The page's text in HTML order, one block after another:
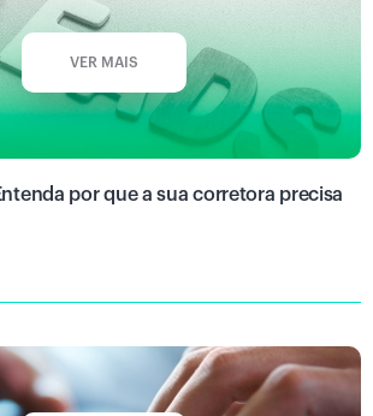
VER MAIS
por que a sua corretora precisa